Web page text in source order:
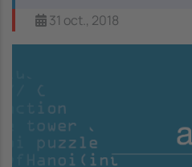
31 oct., 2018